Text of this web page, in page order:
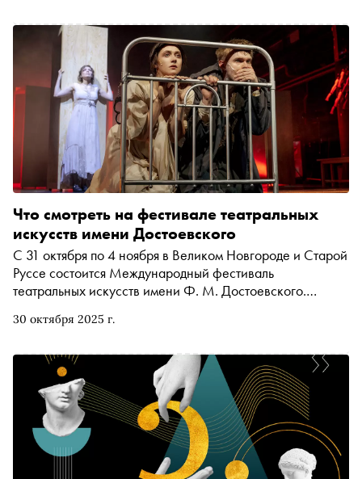
30 октября 2025 г.
Что смотреть на фестивале театральных
искусств имени Достоевского
С 31 октября по 4 ноября в Великом Новгороде и Старой
Руссе состоится Международный фестиваль
театральных искусств имени Ф. М. Достоевского.
спектаклях и событиях